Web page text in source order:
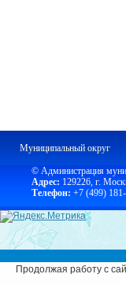
Муниципальный округ
© Администрация
Адрес: 129226, г.
Телефон: +7 (499)
Продолжая работу с